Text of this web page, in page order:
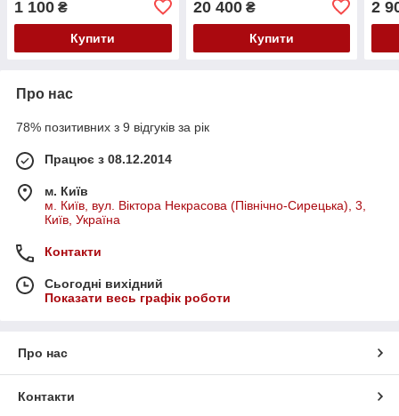
1 100 ₴
Купити
20 400₴
Купити
2
Про нас
78% позитивних з 9 відгуків за рік
Працює з 08.12.2014
м. Київ
м. Київ, вул. Віктора Некрасова (Північно-Сирецька), 3,
Київ, Україна
Контакти
Сьогодні вихідний
Показати весь графік роботи
Про нас
Контакти